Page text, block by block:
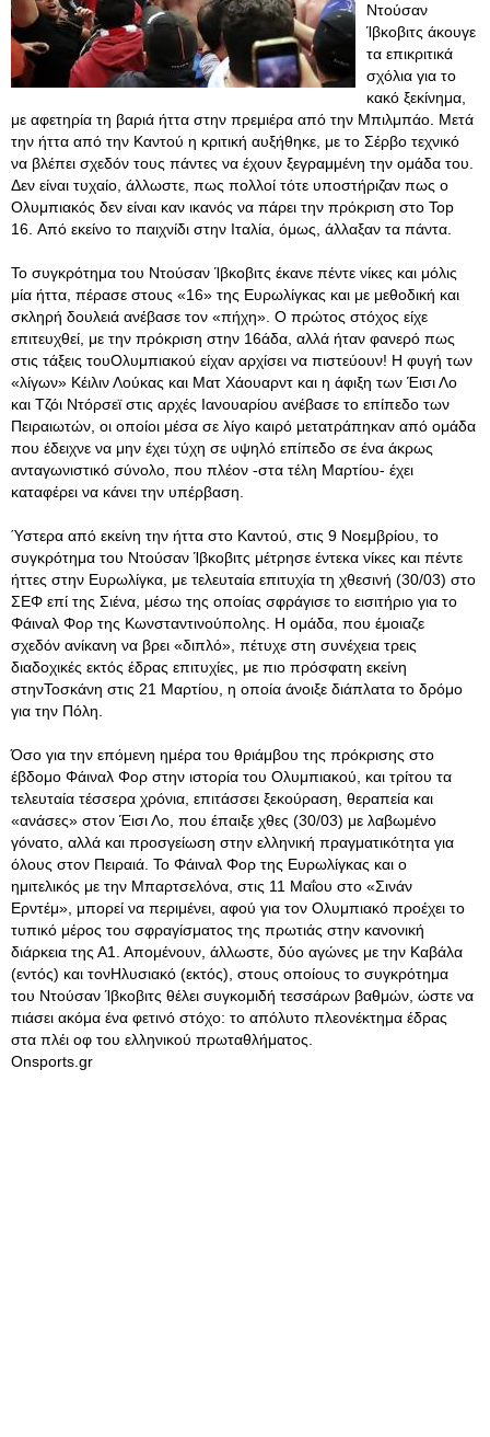
Ντούσαν
Ίβκοβιτς άκουγε
τα επικριτικά
σχόλια για το
κακό ξεκίνημα,
με αφετηρία τη βαριά ήττα στην πρεμιέρα από την Μπιλμπάο. Μετά
την ήττα από την Καντού η κριτική αυξήθηκε, με το Σέρβο τεχνικό
να βλέπει σχεδόν τους πάντες να έχουν ξεγραμμένη την ομάδα του.
Δεν είναι τυχαίο, άλλωστε, πως πολλοί τότε υποστήριζαν πως ο
Ολυμπιακός δεν είναι καν ικανός να πάρει την πρόκριση στο Top
16. Από εκείνο το παιχνίδι στην Ιταλία, όμως, άλλαξαν τα πάντα.
Το συγκρότημα του Ντούσαν Ίβκοβιτς έκανε πέντε νίκες και μόλις
μία ήττα, πέρασε στους «16» της Ευρωλίγκας και με μεθοδική και
σκληρή δουλειά ανέβασε τον «πήχη». Ο πρώτος στόχος είχε
επιτευχθεί, με την πρόκριση στην 16άδα, αλλά ήταν φανερό πως
στις τάξεις τουΟλυμπιακού είχαν αρχίσει να πιστεύουν! Η φυγή των
«λίγων» Κέιλιν Λούκας και Ματ Χάουαρντ και η άφιξη των Έισι Λο
και Τζόι Ντόρσεϊ στις αρχές Ιανουαρίου ανέβασε το επίπεδο των
Πειραιωτών, οι οποίοι μέσα σε λίγο καιρό μετατράπηκαν από ομάδα
που έδειχνε να μην έχει τύχη σε υψηλό επίπεδο σε ένα άκρως
ανταγωνιστικό σύνολο, που πλέον -στα τέλη Μαρτίου- έχει
καταφέρει να κάνει την υπέρβαση.
Ύστερα από εκείνη την ήττα στο Καντού, στις 9 Νοεμβρίου, το
συγκρότημα του Ντούσαν Ίβκοβιτς μέτρησε έντεκα νίκες και πέντε
ήττες στην Ευρωλίγκα, με τελευταία επιτυχία τη χθεσινή (30/03) στο
ΣΕΦ επί της Σιένα, μέσω της οποίας σφράγισε το εισιτήριο για το
Φάιναλ Φορ της Κωνσταντινούπολης. Η ομάδα, που έμοιαζε
σχεδόν ανίκανη να βρει «διπλό», πέτυχε στη συνέχεια τρεις
διαδοχικές εκτός έδρας επιτυχίες, με πιο πρόσφατη εκείνη
στηνΤοσκάνη στις 21 Μαρτίου, η οποία άνοιξε διάπλατα το δρόμο
για την Πόλη.
Όσο για την επόμενη ημέρα του θριάμβου της πρόκρισης στο
έβδομο Φάιναλ Φορ στην ιστορία του Ολυμπιακού, και τρίτου τα
τελευταία τέσσερα χρόνια, επιτάσσει ξεκούραση, θεραπεία και
«ανάσες» στον Έισι Λο, που έπαιξε χθες (30/03) με λαβωμένο
γόνατο, αλλά και προσγείωση στην ελληνική πραγματικότητα για
όλους στον Πειραιά. Το Φάιναλ Φορ της Ευρωλίγκας και ο
ημιτελικός με την Μπαρτσελόνα, στις 11 Μαΐου στο «Σινάν
Ερντέμ», μπορεί να περιμένει, αφού για τον Ολυμπιακό προέχει το
τυπικό μέρος του σφραγίσματος της πρωτιάς στην κανονική
διάρκεια της Α1. Απομένουν, άλλωστε, δύο αγώνες με την Καβάλα
(εντός) και τονΗλυσιακό (εκτός), στους οποίους το συγκρότημα
του Ντούσαν Ίβκοβιτς θέλει συγκομιδή τεσσάρων βαθμών, ώστε να
πιάσει ακόμα ένα φετινό στόχο: το απόλυτο πλεονέκτημα έδρας
στα πλέι οφ του ελληνικού πρωταθλήματος.
Onsports.gr